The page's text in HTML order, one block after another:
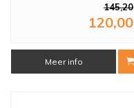
145,20
120,00
Meer info